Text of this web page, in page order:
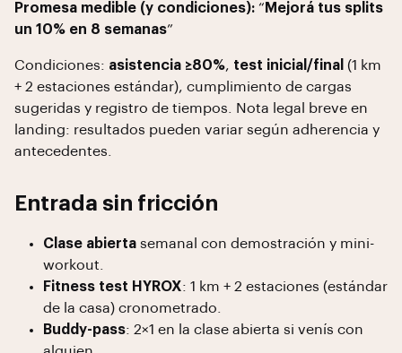
Promesa medible (y condiciones): “ Mejorá tus splits
un 10% en 8 semanas”
Condiciones: asistencia ≥80%, test inicial/final (1 km
+ 2 estaciones estándar), cumplimiento de cargas
sugeridas y registro de tiempos. Nota legal breve en
landing: resultados pueden variar según adherencia y
antecedentes.
Entrada sin fricción
Clase abierta semanal con demostración y mini-
workout.
Fitness test HYROX: 1 km + 2 estaciones (estándar
de la casa) cronometrado.
Buddy-pass: 2×1 en la clase abierta si venís con